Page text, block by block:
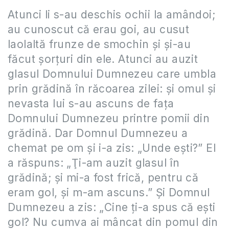
Atunci li s-au deschis ochii la amândoi;
au cunoscut că erau goi, au cusut
laolaltă frunze de smochin şi şi-au
făcut şorţuri din ele. Atunci au auzit
glasul Domnului Dumnezeu care umbla
prin grădină în răcoarea zilei: şi omul şi
nevasta lui s-au ascuns de faţa
Domnului Dumnezeu printre pomii din
grădină. Dar Domnul Dumnezeu a
chemat pe om şi i-a zis: „Unde eşti?” El
a răspuns: „Ţi-am auzit glasul în
grădină; şi mi-a fost frică, pentru că
eram gol, şi m-am ascuns.” Şi Domnul
Dumnezeu a zis: „Cine ţi-a spus că eşti
gol? Nu cumva ai mâncat din pomul din